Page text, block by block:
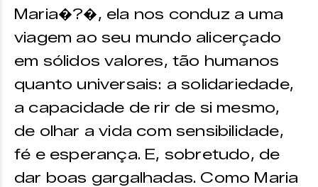
Maria�?�, ela nos conduz a uma
viagem ao seu mundo alicerçado
em sólidos valores, tão humanos
quanto universais: a solidariedade,
a capacidade de rir de si mesmo,
de olhar a vida com sensibilidade,
fé e esperança. E, sobretudo, de
dar boas gargalhadas. Como Maria